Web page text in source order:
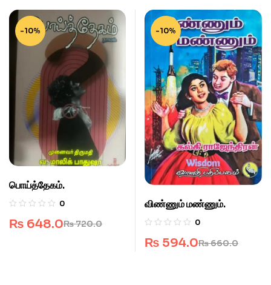
-10%
பொய்த்தேகம்.
0
₨720.0
₨ 648.0
-10%
விண்ணும் மண்ணும்.
0
₨660.0
₨ 594.0